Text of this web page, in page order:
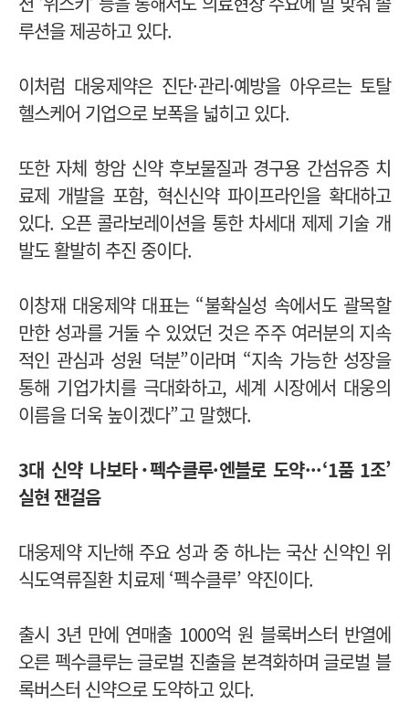
루션을 제공하고 있다.
이처럼 대웅제약은 진단·관리·예방을 아우르는 토탈
헬스케어 기업으로 보폭을 넓히고 있다.
또한 자체 항암 신약 후보물질과 경구용 간섬유증 치
료제 개발을 포함, 혁신신약 파이프라인을 확대하고
있다. 오픈 콜라보레이션을 통한 차세대 제제 기술 개
발도 활발히 추진 중이다.
이창재 대웅제약 대표는 “불확실성 속에서도 괄목할
만한 성과를 거둘 수 있었던 것은 주주 여러분의 지속
적인 관심과 성원 덕분”이라며 “지속 가능한 성장을
통해 기업가치를 극대화하고, 세계 시장에서 대웅의
이름을 더욱 높이겠다”고 말했다.
3대 신약 나보타･펙수클루·엔블로 도약···‘1품 1조’
실현 잰걸음
대웅제약 지난해 주요 성과 중 하나는 국산 신약인 위
식도역류질환 치료제 ‘펙수클루’ 약진이다.
출시 3년 만에 연매출 1000억 원 블록버스터 반열에
오른 펙수클루는 글로벌 진출을 본격화하며 글로벌 블
록버스터 신약으로 도약하고 있다.